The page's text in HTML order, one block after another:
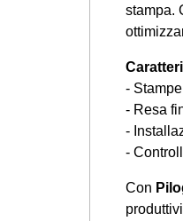
stampa.
-
- Resa
-
-
Con